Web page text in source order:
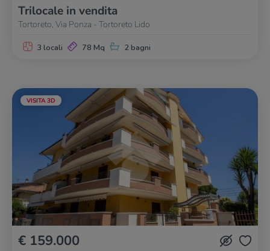
Trilocale in vendita
Tortoreto, Via Ponza - Tortoreto Lido
3 locali 78 Mq 2 bagni
VISITA 3D
€ 159.000